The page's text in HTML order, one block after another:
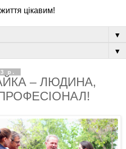
цікавим!
▼
▼
р.
– ЛЮДИНА,